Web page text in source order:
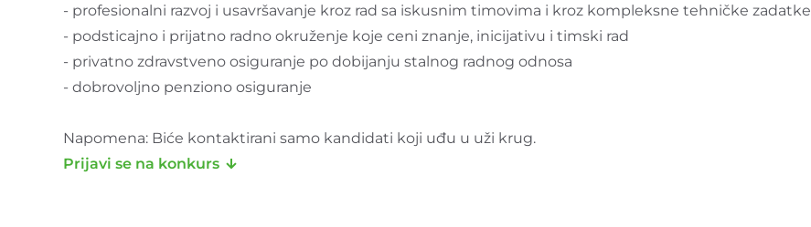
- profesionalni razvoj i usavršavanje kroz rad sa iskusnim timovima i kroz kompleksne tehničke zadatke
- podsticajno i prijatno radno okruženje koje ceni znanje, inicijativu i timski rad
- privatno zdravstveno osiguranje po dobijanju stalnog radnog odnosa
- dobrovoljno penziono osiguranje
Napomena: Biće kontaktirani samo kandidati koji uđu u uži krug.
Prijavi se na konkurs